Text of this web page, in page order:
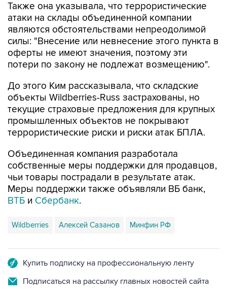
Также она указывала, что террористические
атаки на склады объединенной компании
являются обстоятельствами непреодолимой
силы: "Внесение или невнесение этого пункта в
оферты не имеют значения, поэтому эти
потери по закону не подлежат возмещению".
До этого Ким рассказывала, что складские
объекты Wildberries-Russ застрахованы, но
текущие страховые предложения для крупных
промышленных объектов не покрывают
террористические риски и риски атак БПЛА.
Объединенная компания разработала
собственные меры поддержки для продавцов,
чьи товары пострадали в результате атак.
Меры поддержки также объявляли ВБ банк,
ВТБ и Сбербанк.
Wildberries Алексей Сазанов Минфин РФ
Купить подписку на профессиональную ленту
Подписаться на рассылку главных новостей сайта